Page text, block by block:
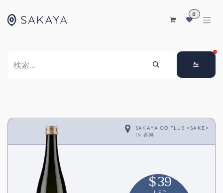
0
SAKAYA.CO PLUS <SAKE>
IN 香港
$39